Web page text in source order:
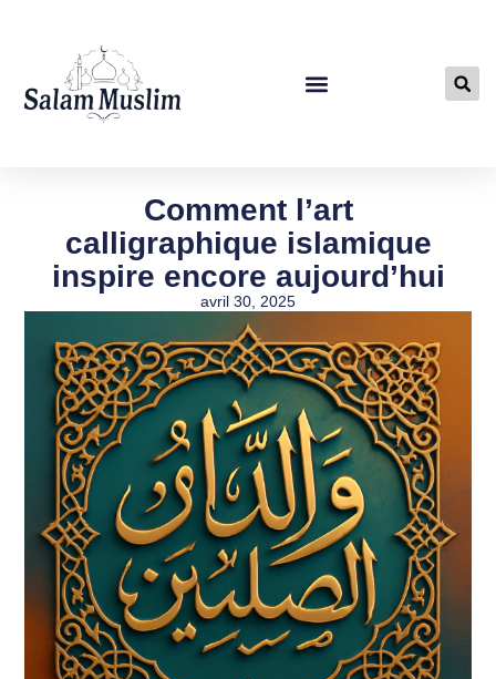
Comment l’art
calligraphique islamique
inspire encore aujourd’hui
avril 30, 2025